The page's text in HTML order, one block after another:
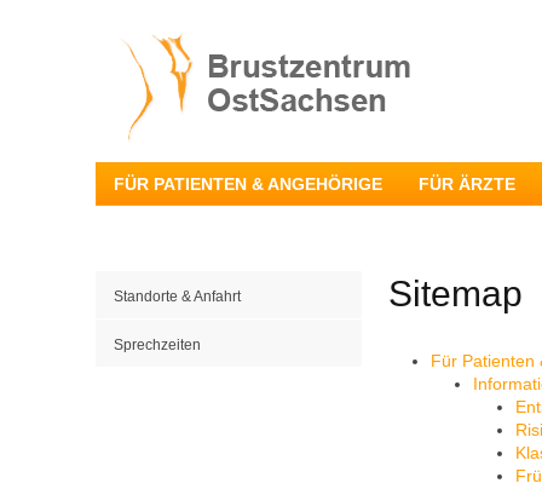
FÜR PATIENTEN & ANGEHÖRIGE FÜR ÄRZTE
Standorte & Anfahrt
Sprechzeiten
Sitemap
Für Patienten